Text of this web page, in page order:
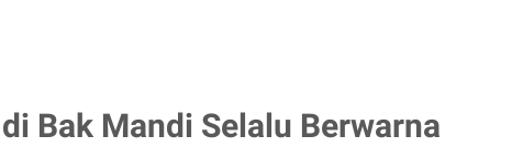
Bak Mandi Selalu Berwarna